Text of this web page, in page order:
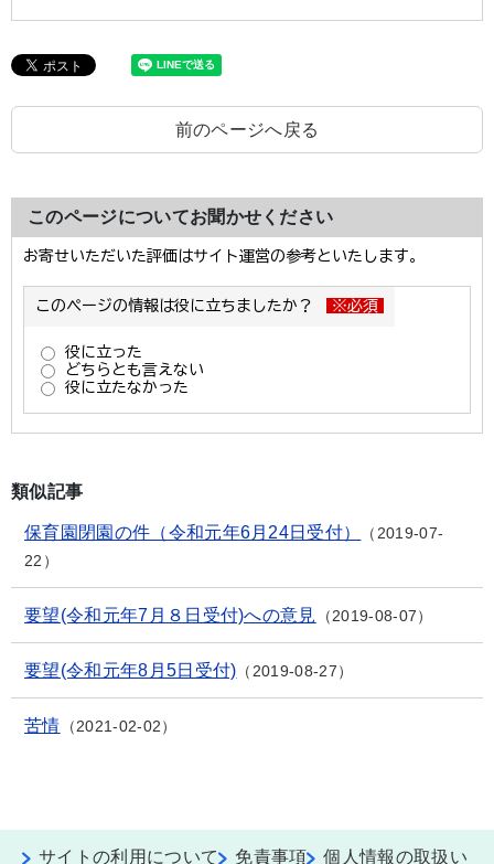
前のページへ戻る
このページについてお聞かせください
類似記事
保育園閉園の件（令和元年6月24日受付）
2019-07-
22
要望(令和元年7月８日受付)への意見 2019-08-07
要望(令和元年8月5日受付) 2019-08-27
苦情 2021-02-02
サイトの利用について 免責事項 個人情報の取扱い